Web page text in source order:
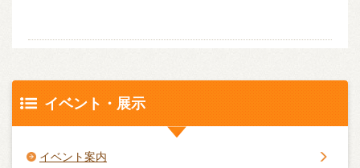
イベント・展示
イベント案内